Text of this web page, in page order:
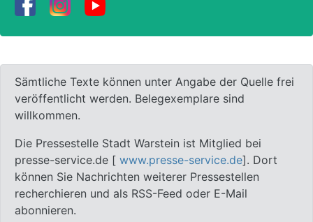
Sämtliche Texte können unter Angabe der Quelle frei
veröffentlicht werden. Belegexemplare sind
willkommen.
Die Pressestelle Stadt Warstein ist Mitglied bei
presse-service.de [ www.presse-service.de]. Dort
können Sie Nachrichten weiterer Pressestellen
recherchieren und als RSS-Feed oder E-Mail
abonnieren.